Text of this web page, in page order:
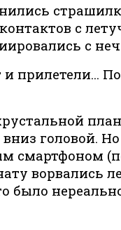
с
с
прилетели…
головой.
смартфоном
ворвались
было